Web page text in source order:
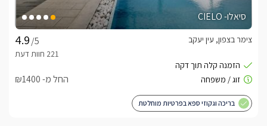
סיאלו- CIELO
/5
צימר בצפון, עין יעקב
החל מ- ₪1400
בריכה וגקוזי ספא בפרטיות מוחלטת